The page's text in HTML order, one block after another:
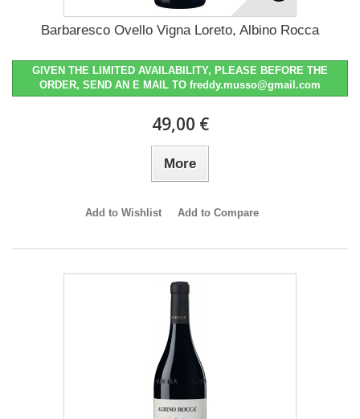
Barbaresco Ovello Vigna Loreto, Albino Rocca
GIVEN THE LIMITED AVAILABILITY, PLEASE BEFORE THE
ORDER, SEND AN E MAIL TO freddy.musso@gmail.com
49,00 €
More
Add to Wishlist Add to Compare